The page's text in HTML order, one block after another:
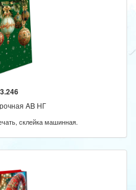
AB НГ
склейка машинная.